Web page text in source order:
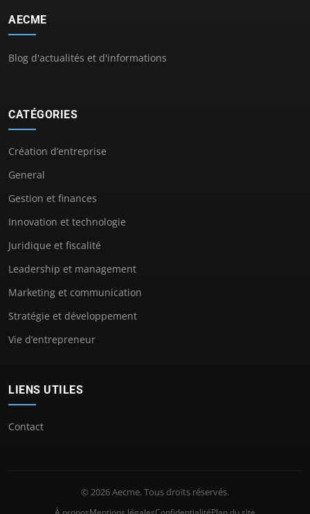
AECME
Blog d'actualités et d'informations
CATÉGORIES
Création d’entreprise
General
Gestion et finances
Innovation et technologie
Juridique et fiscalité
Leadership et management
Marketing et communication
Stratégie et développement
Vie d’entrepreneur
LIENS UTILES
Contact
© 2026 Aecme. Tous droits réservés.